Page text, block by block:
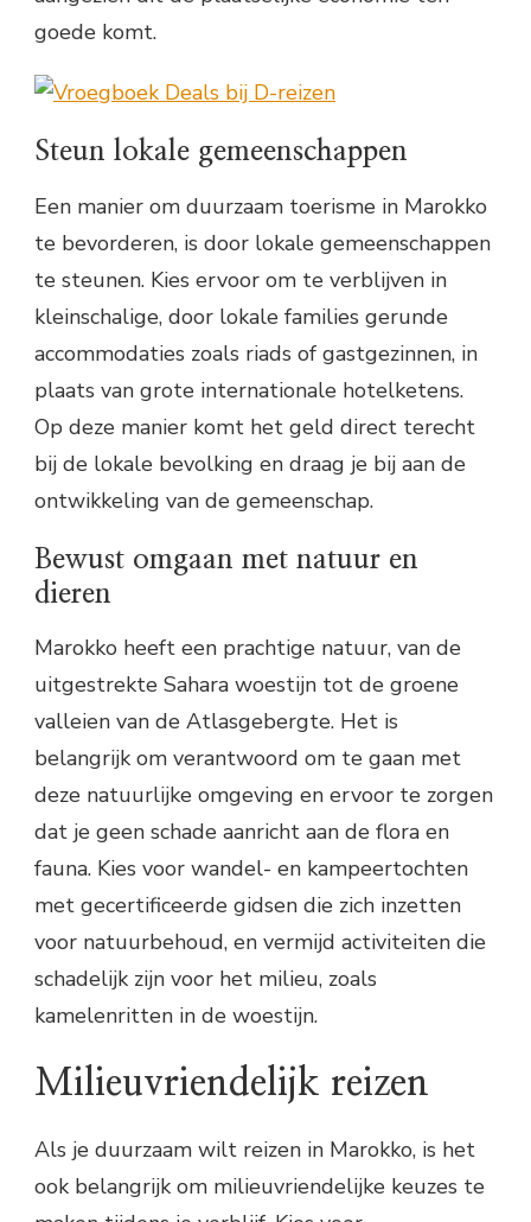
goede komt.
Steun lokale gemeenschappen
Een manier om duurzaam toerisme in Marokko
te bevorderen, is door lokale gemeenschappen
te steunen. Kies ervoor om te verblijven in
kleinschalige, door lokale families gerunde
accommodaties zoals riads of gastgezinnen, in
plaats van grote internationale hotelketens.
Op deze manier komt het geld direct terecht
bij de lokale bevolking en draag je bij aan de
ontwikkeling van de gemeenschap.
Bewust omgaan met natuur en
dieren
Marokko heeft een prachtige natuur, van de
uitgestrekte Sahara woestijn tot de groene
valleien van de Atlasgebergte. Het is
belangrijk om verantwoord om te gaan met
deze natuurlijke omgeving en ervoor te zorgen
dat je geen schade aanricht aan de flora en
fauna. Kies voor wandel- en kampeertochten
met gecertificeerde gidsen die zich inzetten
voor natuurbehoud, en vermijd activiteiten die
schadelijk zijn voor het milieu, zoals
kamelenritten in de woestijn.
Milieuvriendelijk reizen
Als je duurzaam wilt reizen in Marokko, is het
ook belangrijk om milieuvriendelijke keuzes te